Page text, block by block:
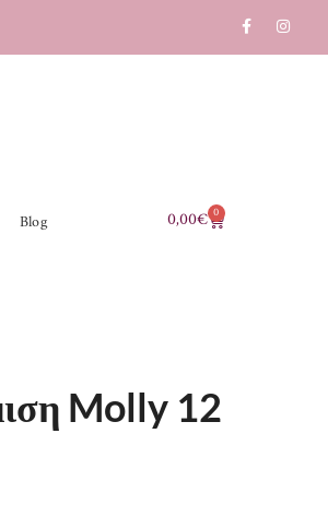
Blog 0,00€ 0
Molly 12